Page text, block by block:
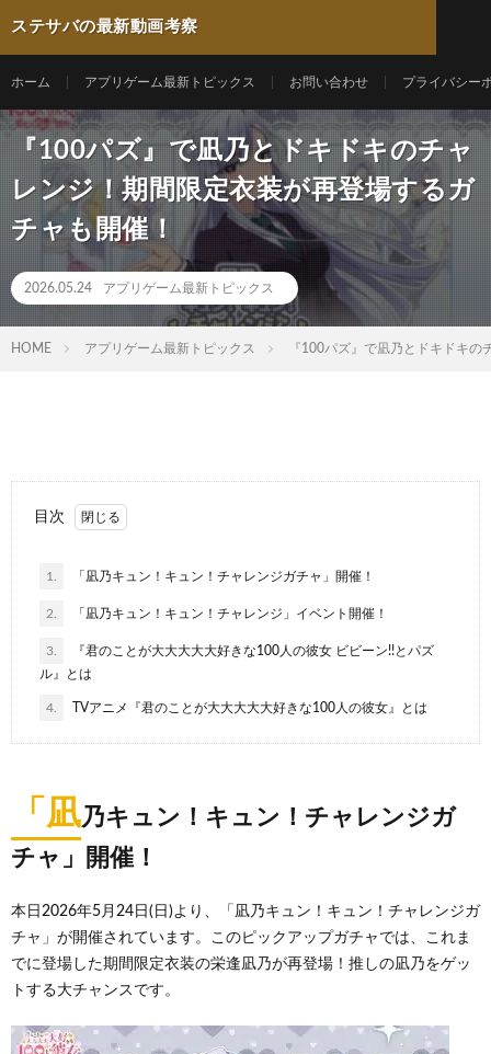
ステサバの最新動画考察
ホーム アプリゲーム最新トピックス お問い合わせ プライバシー
『100パズ』で凪乃とドキドキのチャ
レンジ！期間限定衣装が再登場するガ
チャも開催！
2026.05.24 アプリゲーム最新トピックス
HOME アプリゲーム最新トピックス 『100パズ』で凪乃とドキドキ
目次
1. 「凪乃キュン！キュン！チャレンジガチャ」開催！
2. 「凪乃キュン！キュン！チャレンジ」イベント開催！
3.
『君のことが大大大大大好きな100人の彼女 ビビーン!!とパズ
ル』とは
4. TVアニメ『君のことが大大大大大好きな100人の彼女』とは
「凪乃キュン！キュン！チャレンジガ
チャ」開催！
本日2026年5月24日(日)より、「凪乃キュン！キュン！チャレンジガ
チャ」が開催されています。このピックアップガチャでは、これま
でに登場した期間限定衣装の栄逢凪乃が再登場！推しの凪乃をゲッ
トする大チャンスです。